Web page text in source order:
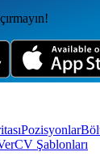
Pozisyonlar
CV Şablonları